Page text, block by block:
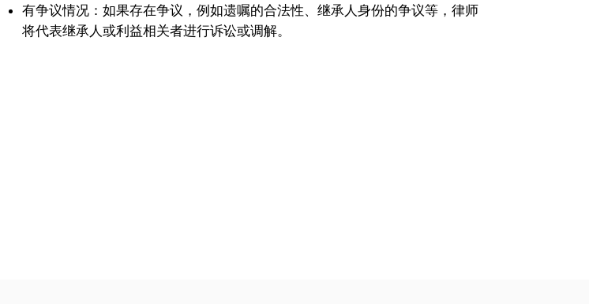
有争议情况：如果存在争议，例如遗嘱的合法性、继承人身份的争议等，律师
将代表继承人或利益相关者进行诉讼或调解。